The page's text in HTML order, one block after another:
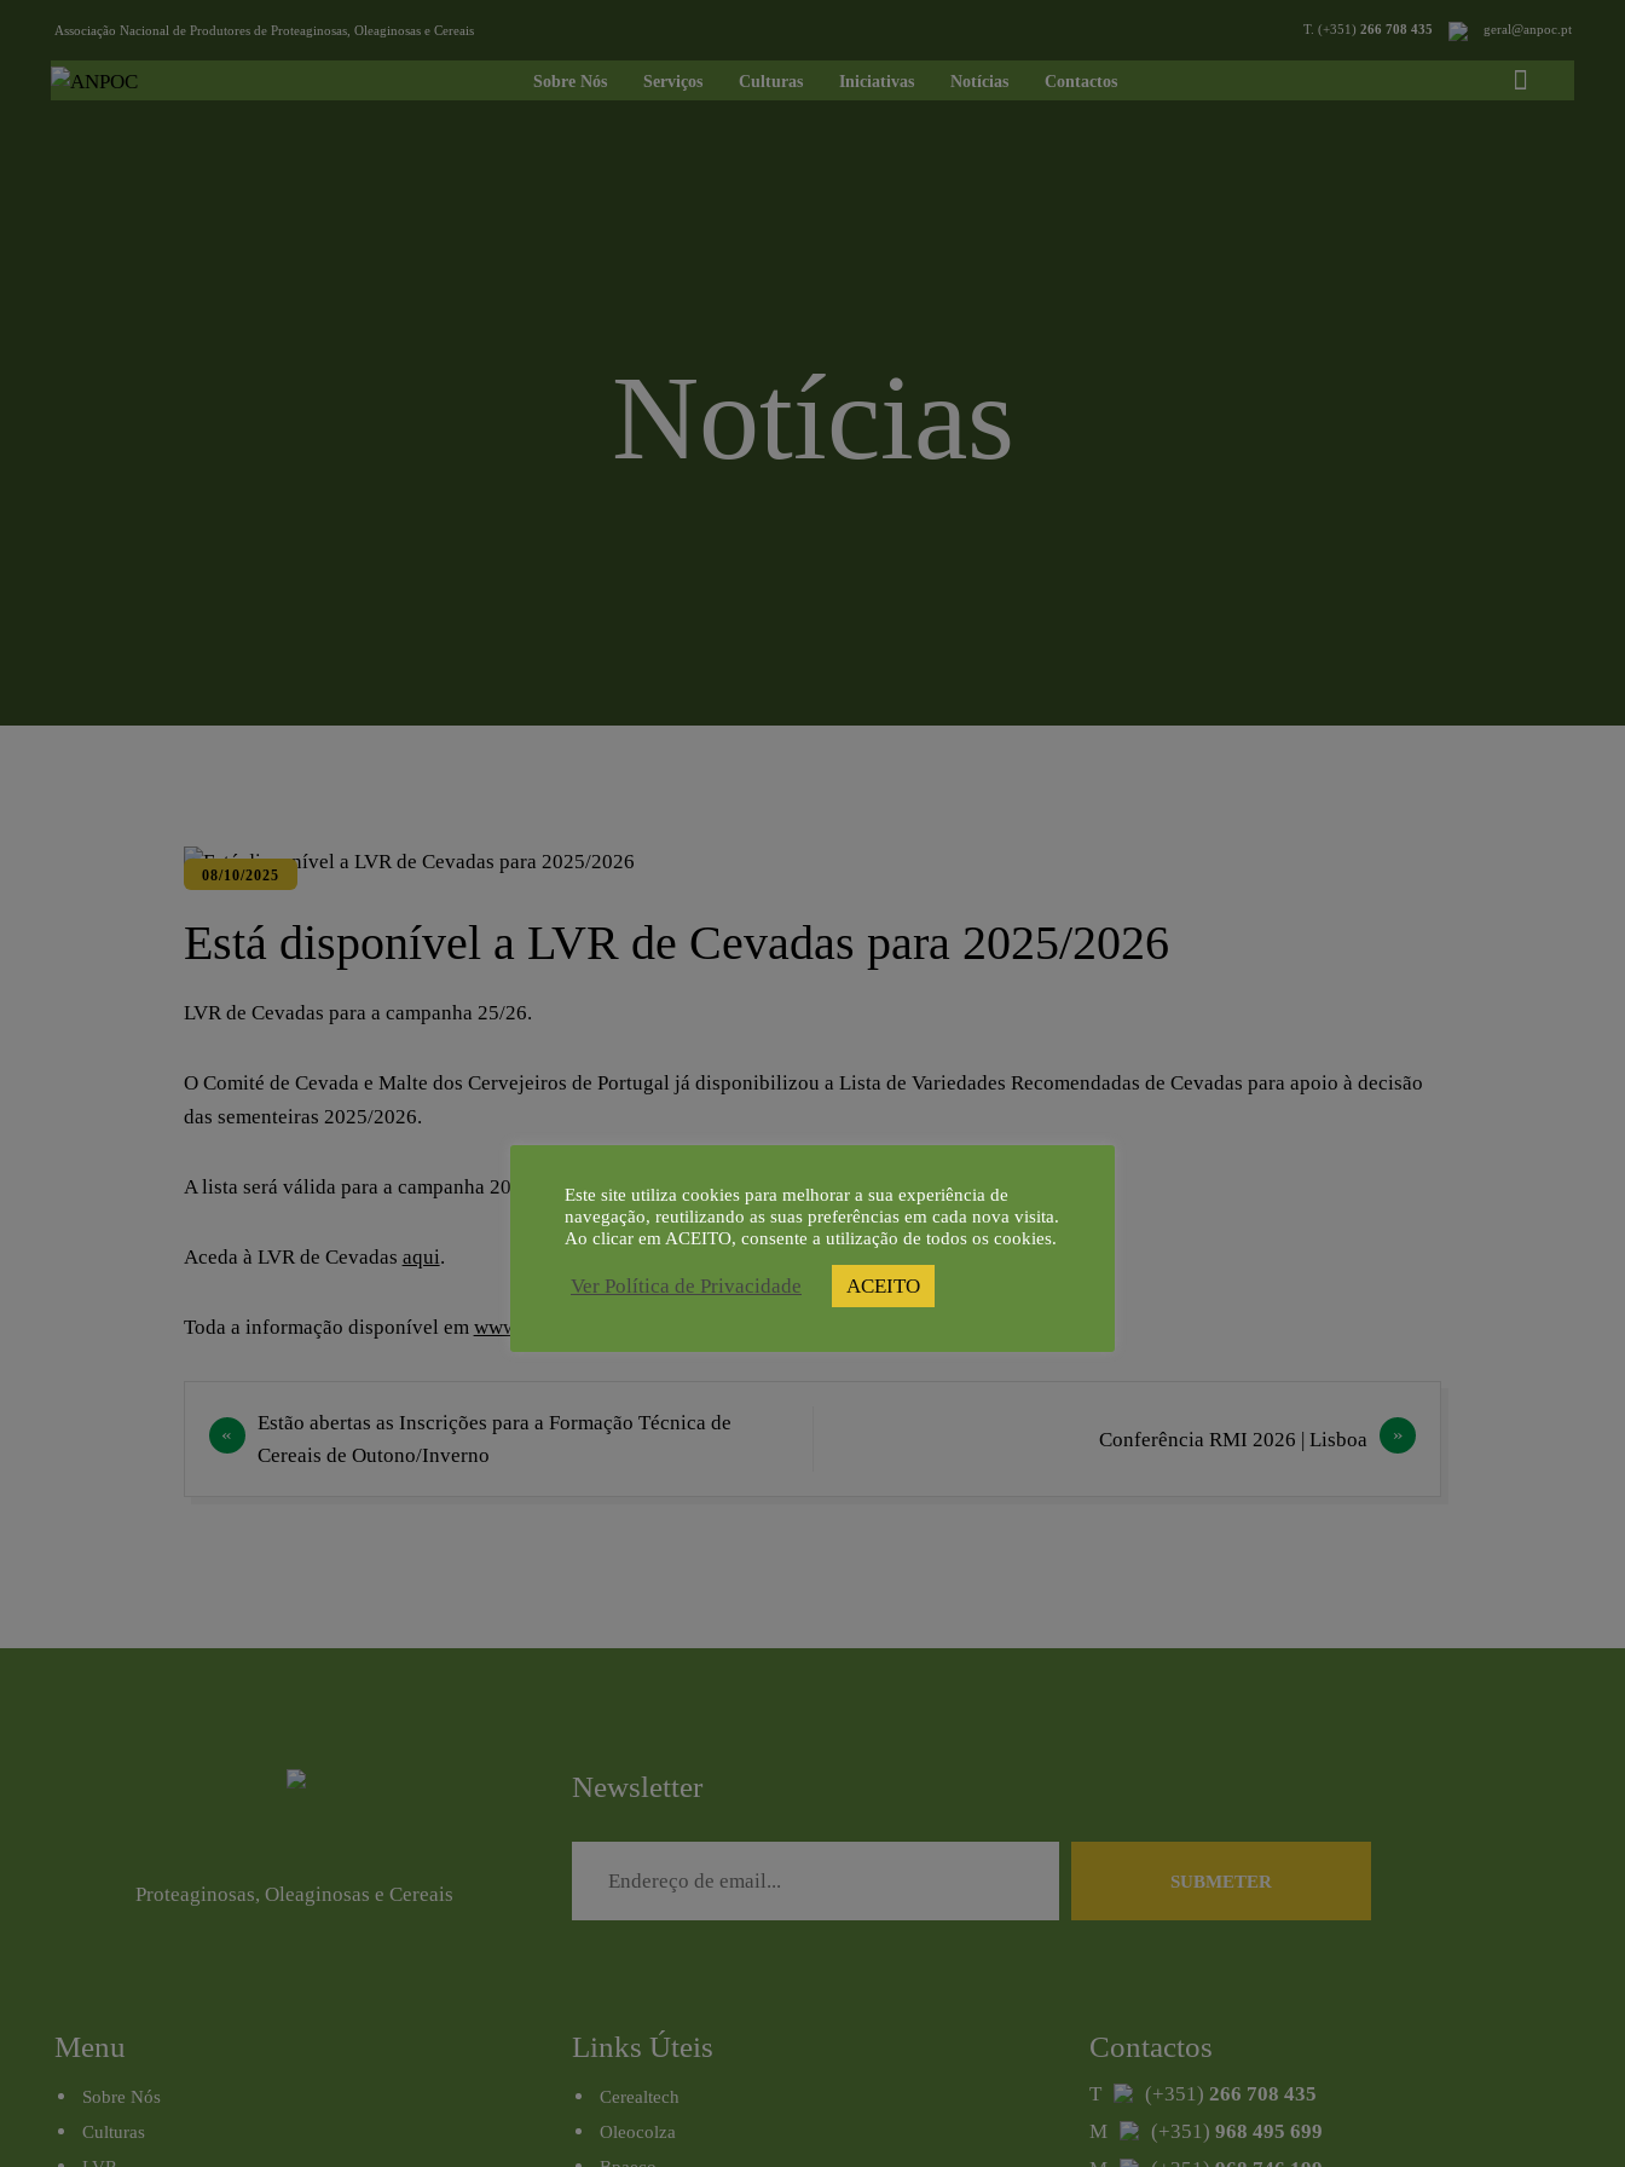
Associação Nacional de Produtores de Proteaginosas, Oleaginosas e Cereais T. (+351) 266 708 435 geral@anpoc.pt
Sobre Nós Serviços Culturas Iniciativas Notícias Contactos
Notícias
08/10/2025
Está disponível a LVR de Cevadas para 2025/2026
LVR de Cevadas para a campanha 25/26.
O Comité de Cevada e Malte dos Cervejeiros de Portugal já disponibilizou a Lista de Variedades Recomendadas de Cevadas para apoio à decisão
das sementeiras 2025/2026.
A lista será válida para a campanha 2026/2027.
Aceda à LVR de Cevadas aqui.
Toda a informação disponível em www.cerealtech.pt
Navegação
de
Estão abertas as Inscrições para a Formação Técnica de
Cereais de Outono/Inverno
Conferência RMI 2026 | Lisboa
Proteaginosas, Oleaginosas e Cereais
Newsletter
Menu
Sobre Nós
Culturas
Links Úteis
Cerealtech
Oleocolza
Contactos
T (+351)266 708 435
M
(+351)968 495 699
Este site utiliza cookies para melhorar a sua experiência de
navegação, reutilizando as suas preferências em cada nova visita.
Ao clicar em ACEITO, consente a utilização de todos os cookies.
Ver Política de Privacidade ACEITO